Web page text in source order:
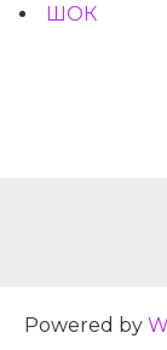
ШОК
Powered by